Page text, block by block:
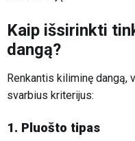
Kaip išsirinkti
dangą?
Renkantis kiliminę
svarbius kriterijus:
1. Pluošto tipas